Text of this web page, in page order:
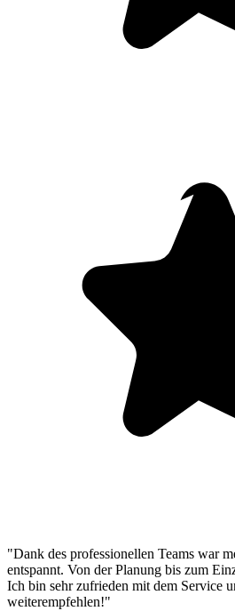
"Dank des professionellen Teams war
entspannt. Von der Planung bis zum
Ich bin sehr zufrieden mit dem Service
weiterempfehlen!"